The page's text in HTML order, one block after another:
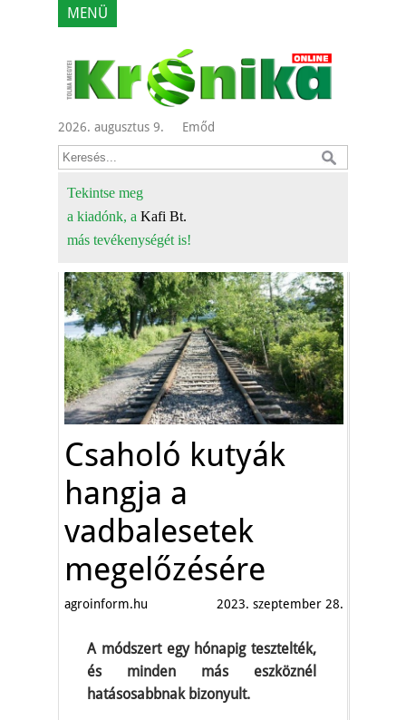
MENÜ
2026. augusztus 9. Emőd
Tekintse meg
a kiadónk, a Kafi Bt.
más tevékenységét is!
Csaholó kutyák
hangja a
vadbalesetek
megelőzésére
agroinform.hu 2023. szeptember 28.
A módszert egy hónapig tesztelték,
és minden más eszköznél
hatásosabbnak bizonyult.